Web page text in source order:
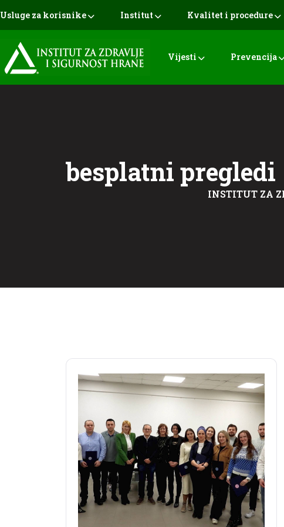
Usluge za korisnike Institut Kvalitet i procedure
Vijesti Prevencija
besplatni pregledi
INSTITUT ZA